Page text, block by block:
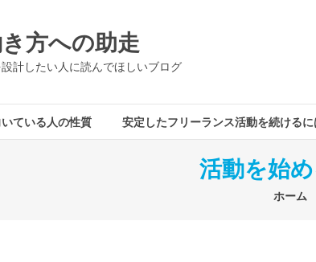
方への助走
計したい人に読んでほしいブログ
ている人の性質 安定したフリーランス活動を続ける
活動を始
ホーム